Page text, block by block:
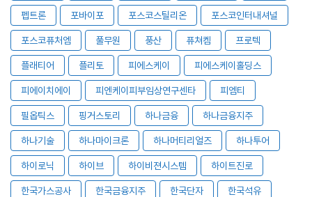
펩트론 포바이포 포스코스틸리온 포스코인터내셔널
포스코퓨처엠 풀무원 풍산 퓨쳐켐 프로텍
플래티어 플리토 피에스케이 피에스케이홀딩스
피에이치에이 피엔케이피부임상연구센타 피엠티
필옵틱스 핑거스토리 하나금융 하나금융지주
하나기술 하나마이크론 하나머티리얼즈 하나투어
하이로닉 하이브 하이비젼시스템 하이트진로
한국가스공사 한국금융지주 한국단자 한국석유